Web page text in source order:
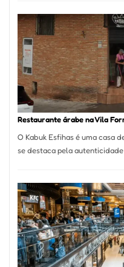
Embalagens
e
Descartáveis
no
Taboão
da
Serra
SP
Restaurante árabe na Vila
O Kabuk Esfihas é uma casa
se destaca pela